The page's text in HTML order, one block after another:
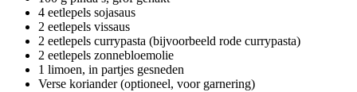
4 eetlepels sojasaus
2 eetlepels vissaus
2 eetlepels currypasta (bijvoorbeeld rode currypasta)
2 eetlepels zonnebloemolie
1 limoen, in partjes gesneden
Verse koriander (optioneel, voor garnering)